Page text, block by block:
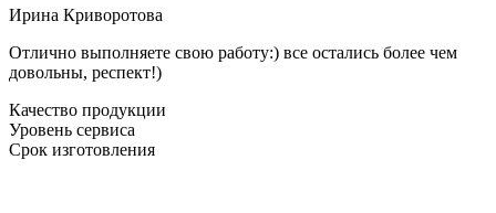
Ирина Криворотова
Отлично выполняете свою работу:) все остались более чем
довольны, респект!)
Качество продукции
Уровень сервиса
Срок изготовления